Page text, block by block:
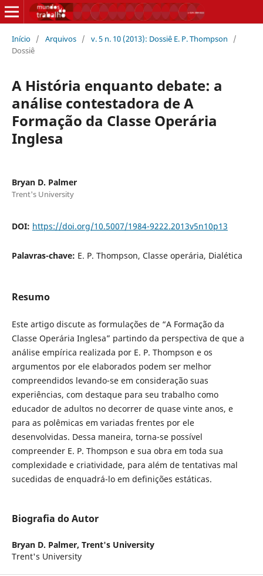
Início / Arquivos / v. 5 n. 10 (2013): Dossiê E. P. Thompson
/
Dossiê
A História enquanto debate: a
análise contestadora de A
Formação da Classe Operária
Inglesa
Bryan D. Palmer
Trent's University
DOI: https://doi.org/10.5007/1984-9222.2013v5n10p13
Palavras-chave: E. P. Thompson, Classe operária, Dialética
Resumo
Este artigo discute as formulações de “A Formação da
Classe Operária Inglesa” partindo da perspectiva de que a
análise empírica realizada por E. P. Thompson e os
argumentos por ele elaborados podem ser melhor
compreendidos levando-se em consideração suas
experiências, com destaque para seu trabalho como
educador de adultos no decorrer de quase vinte anos, e
para as polêmicas em variadas frentes por ele
desenvolvidas. Dessa maneira, torna-se possível
compreender E. P. Thompson e sua obra em toda sua
complexidade e criatividade, para além de tentativas mal
sucedidas de enquadrá-lo em definições estáticas.
Biografia do Autor
Bryan D. Palmer, Trent's University
Trent's University